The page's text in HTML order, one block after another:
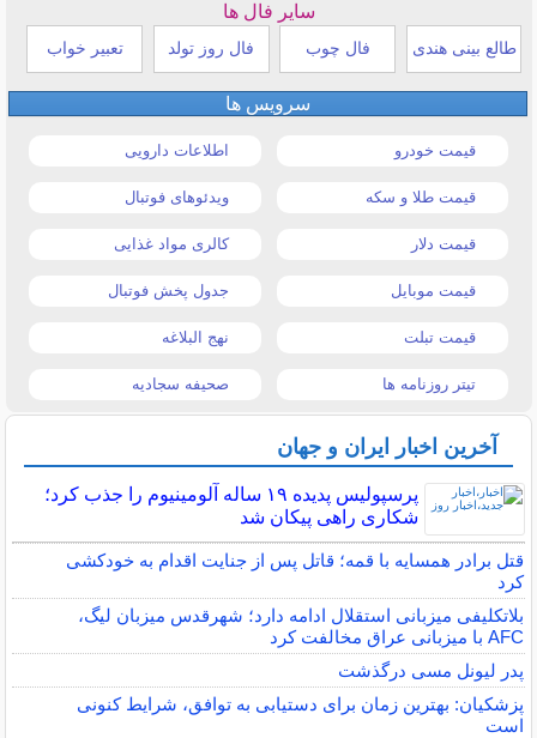
سایر فال ها
طالع بینی هندی فال چوب فال روز تولد تعبیر خواب
سرویس ها
قیمت خودرو اطلاعات دارویی
قیمت طلا و سکه ویدئوهای فوتبال
قیمت دلار کالری مواد غذایی
قیمت موبایل جدول پخش فوتبال
قیمت تبلت نهج البلاغه
تیتر روزنامه ها صحیفه سجادیه
آخرین اخبار ایران و جهان
پرسپولیس پدیده ۱۹ ساله آلومینیوم را جذب کرد؛
شکاری راهی پیکان شد
قتل برادر همسایه با قمه؛ قاتل پس از جنایت اقدام به خودکشی
کرد
بلاتکلیفی میزبانی استقلال ادامه دارد؛ شهرقدس میزبان لیگ،
AFC با میزبانی عراق مخالفت کرد
پدر لیونل مسی درگذشت
پزشکیان: بهترین زمان برای دستیابی به توافق، شرایط کنونی
است